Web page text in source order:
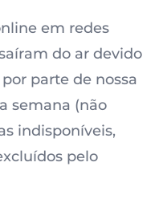
em redes
do ar devido
parte de nossa
semana (não
indisponíveis,
pelo